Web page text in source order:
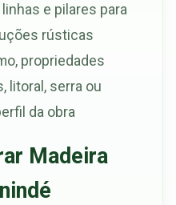
e pilares para
rústicas
propriedades
litoral, serra ou
da obra
Madeira